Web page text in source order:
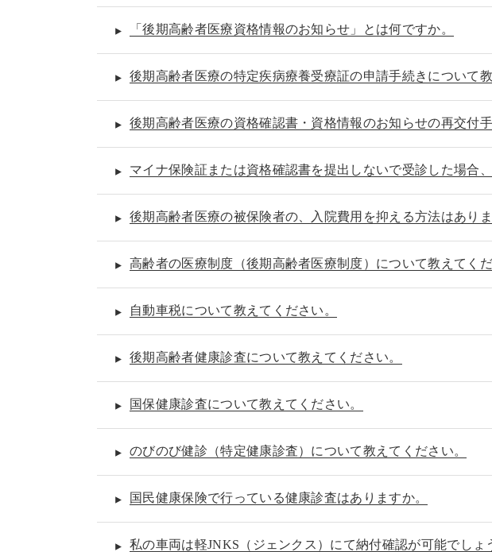
「後期高齢者医療資格情報のお知らせ」とは何ですか。
後期高齢者医療の特定疾病療養受療証の申請手続きについて教
後期高齢者医療の資格確認書・資格情報のお知らせの再交付
マイナ保険証または資格確認書を提出しないで受診した場合
後期高齢者医療の被保険者の、入院費用を抑える方法はありま
高齢者の医療制度（後期高齢者医療制度）について教えてくだ
自動車税について教えてください。
後期高齢者健康診査について教えてください。
国保健康診査について教えてください。
のびのび健診（特定健康診査）について教えてください。
国民健康保険で行っている健康診査はありますか。
私の車両は軽JNKS（ジェンクス）にて納付確認が可能でしょ